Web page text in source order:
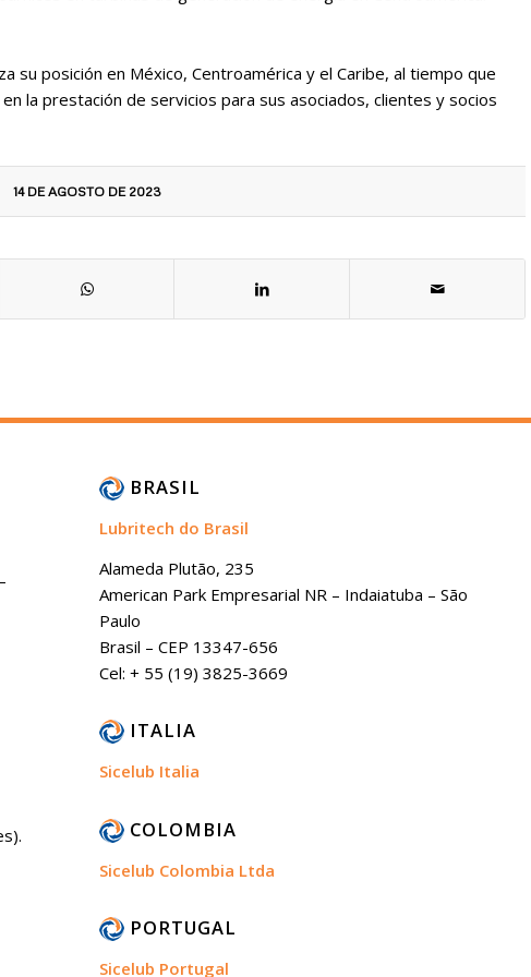
su posición en México, Centroamérica y el Caribe, al tiempo que
la prestación de servicios para sus asociados, clientes y socios
14 DE AGOSTO DE 2023
BRASIL
Lubritech do Brasil
Alameda Plutão, 235
American Park Empresarial NR – Indaiatuba – São
Paulo
Brasil – CEP 13347-656
Cel: + 55 (19) 3825-3669
ITALIA
Sicelub Italia
COLOMBIA
Sicelub Colombia Ltda
PORTUGAL
Sicelub Portugal